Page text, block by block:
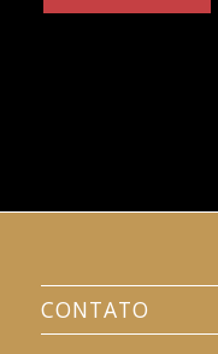
CONTATO